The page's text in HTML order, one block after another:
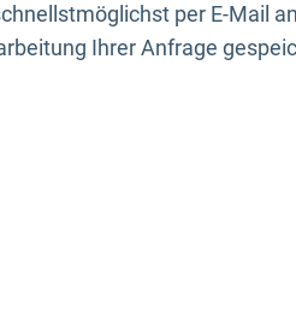
per E-Mail
Ihrer Anfrage